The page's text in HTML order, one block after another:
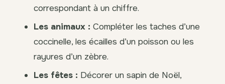
correspondant à un chiffre.
Les animaux : Compléter les taches d’une
coccinelle, les écailles d’un poisson ou les
rayures d’un zèbre.
Les fêtes : Décorer un sapin de Noël,